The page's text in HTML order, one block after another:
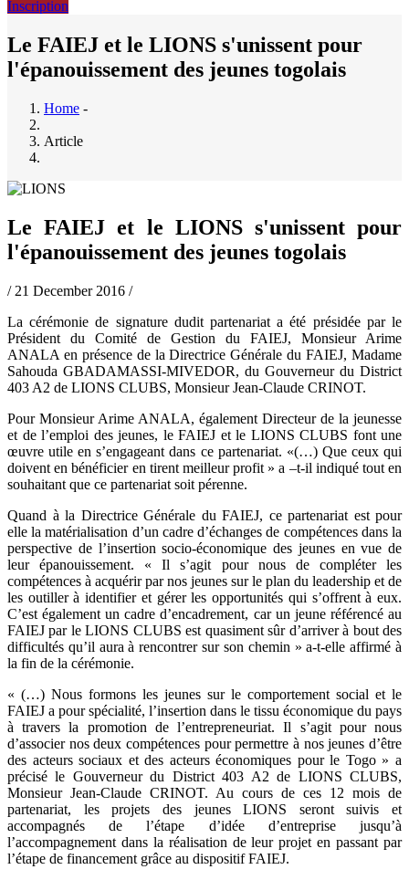
Inscription
Le FAIEJ et le LIONS s'unissent pour
l'épanouissement des jeunes togolais
Breadcrumb
Home -
Article
Le FAIEJ et le LIONS s'unissent pour
l'épanouissement des jeunes togolais
/ 21 December 2016 /
La cérémonie de signature dudit partenariat a été présidée par le
Président du Comité de Gestion du FAIEJ, Monsieur Arime
ANALA en présence de la Directrice Générale du FAIEJ, Madame
Sahouda GBADAMASSI-MIVEDOR, du Gouverneur du District
403 A2 de LIONS CLUBS, Monsieur Jean-Claude CRINOT.
Pour Monsieur Arime ANALA, également Directeur de la jeunesse
et de l’emploi des jeunes, le FAIEJ et le LIONS CLUBS font une
œuvre utile en s’engageant dans ce partenariat. «(…) Que ceux qui
doivent en bénéficier en tirent meilleur profit » a –t-il indiqué tout en
souhaitant que ce partenariat soit pérenne.
Quand à la Directrice Générale du FAIEJ, ce partenariat est pour
elle la matérialisation d’un cadre d’échanges de compétences dans la
perspective de l’insertion socio-économique des jeunes en vue de
leur épanouissement. « Il s’agit pour nous de compléter les
compétences à acquérir par nos jeunes sur le plan du leadership et de
les outiller à identifier et gérer les opportunités qui s’offrent à eux.
C’est également un cadre d’encadrement, car un jeune référencé au
FAIEJ par le LIONS CLUBS est quasiment sûr d’arriver à bout des
difficultés qu’il aura à rencontrer sur son chemin » a-t-elle affirmé à
la fin de la cérémonie.
« (…) Nous formons les jeunes sur le comportement social et le
FAIEJ a pour spécialité, l’insertion dans le tissu économique du pays
à travers la promotion de l’entrepreneuriat. Il s’agit pour nous
d’associer nos deux compétences pour permettre à nos jeunes d’être
des acteurs sociaux et des acteurs économiques pour le Togo » a
précisé le Gouverneur du District 403 A2 de LIONS CLUBS,
Monsieur Jean-Claude CRINOT. Au cours de ces 12 mois de
partenariat, les projets des jeunes LIONS seront suivis et
accompagnés de l’étape d’idée d’entreprise jusqu’à
l’accompagnement dans la réalisation de leur projet en passant par
l’étape de financement grâce au dispositif FAIEJ.